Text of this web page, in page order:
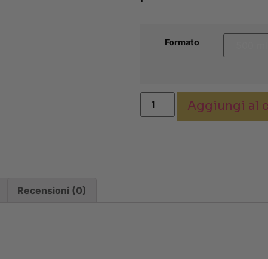
Formato
Aggiungi al
Recensioni (0)